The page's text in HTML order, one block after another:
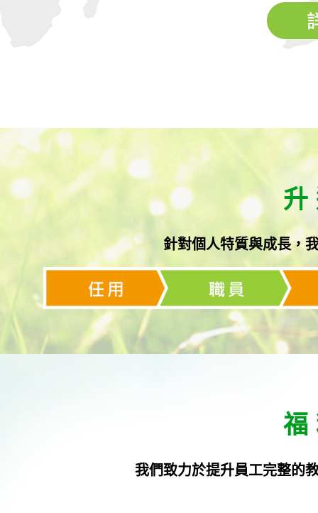
針對個人特質與成長，
我們致力於提升員工完整的